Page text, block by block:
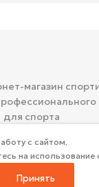
магазин
для спорта
с сайтом,
на использование
Принять